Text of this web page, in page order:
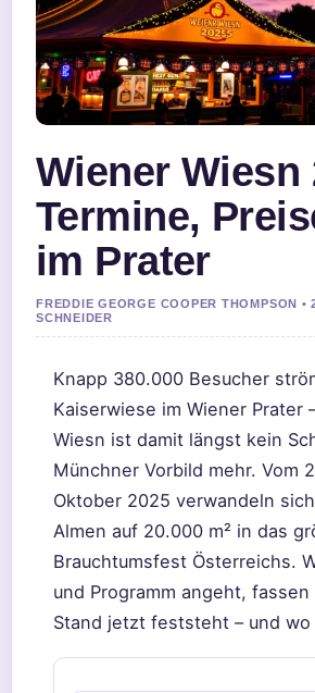
Wiener Wiesn
Termine,
im Prater
FREDDIE GEORGE COOPER THOMPSON
SCHNEIDER
Knapp 380.000 Besucher
Kaiserwiese im Wiener Prater
Wiesn ist damit längst kein
Münchner Vorbild mehr. Vom
Oktober 2025 verwandeln
Almen auf 20.000 m² in das
Brauchtumsfest Österreichs.
und Programm angeht,
Stand jetzt feststeht – und